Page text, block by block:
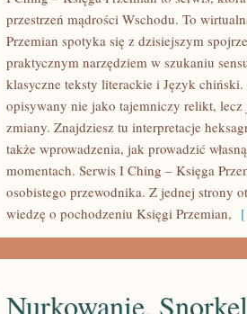
przestrzeń mądrości Wschodu. To
Przemian spotyka się z dzisiejszym
praktycznym narzędziem w szukaniu
klasyczne teksty literackie i Język
opisywany nie jako tajemniczy relikt, lecz
zmiany. Znajdziesz tu interpretacje
także wprowadzenia, jak prowadzić
momentach. Serwis I Ching – Księga
osobistego przewodnika. Z jednej strony
wiedzę o pochodzeniu Księgi Przemian,
Nurkowanie,